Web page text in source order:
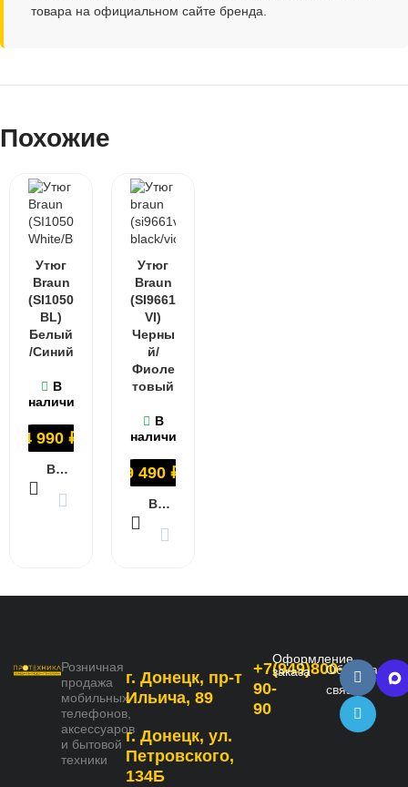
товара на официальном сайте бренда.
Похожие
Утюг
Braun
(SI1050
BL)
Белый
/Синий
В
наличии
4 990 ₽
В КОРЗИНУ
Утюг
Braun
(SI9661
VI)
Черны
й/
Фиоле
товый
В
наличии
9 490 ₽
В КОРЗИНУ
Розничная
продажа
мобильных
телефонов,
аксессуаров
и бытовой
техники
г. Донецк, пр-т
Ильича, 89
г. Донецк, ул.
Петровского,
134Б
+7(949)800-
90-
90
Оформление
заказа
Обратная
связь